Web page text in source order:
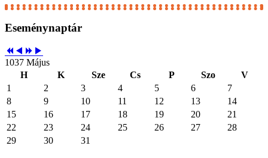
Eseménynaptár
1037 Május
H
K Sze Cs P Szo
V
1
2 3 4 5 6
7
8
9 10 11 12 13
14
15
16 17 18 19 20
21
22
23 24 25 26 27
28
29
30 31